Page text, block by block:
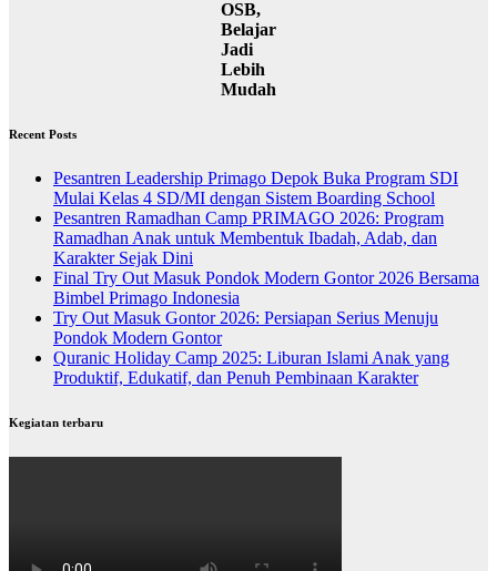
OSB,
Belajar
Jadi
Lebih
Mudah
Recent Posts
Pesantren Leadership Primago Depok Buka Program SDI
Mulai Kelas 4 SD/MI dengan Sistem Boarding School
Pesantren Ramadhan Camp PRIMAGO 2026: Program
Ramadhan Anak untuk Membentuk Ibadah, Adab, dan
Karakter Sejak Dini
Final Try Out Masuk Pondok Modern Gontor 2026 Bersama
Bimbel Primago Indonesia
Try Out Masuk Gontor 2026: Persiapan Serius Menuju
Pondok Modern Gontor
Quranic Holiday Camp 2025: Liburan Islami Anak yang
Produktif, Edukatif, dan Penuh Pembinaan Karakter
Kegiatan terbaru